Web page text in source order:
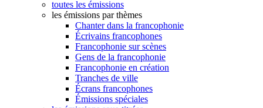
toutes les émissions
les émissions par thèmes
Chanter dans la francophonie
Écrivains francophones
Francophonie sur scènes
Gens de la francophonie
Francophonie en création
Tranches de ville
Écrans francophones
Émissions spéciales